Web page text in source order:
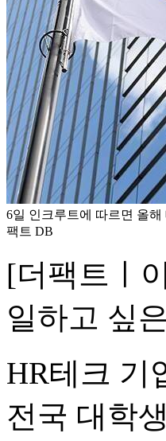
6일 인크루트에 따르면 올
팩트 DB
[더팩트ㅣ
일하고 싶
HR테크 기
전국 대학